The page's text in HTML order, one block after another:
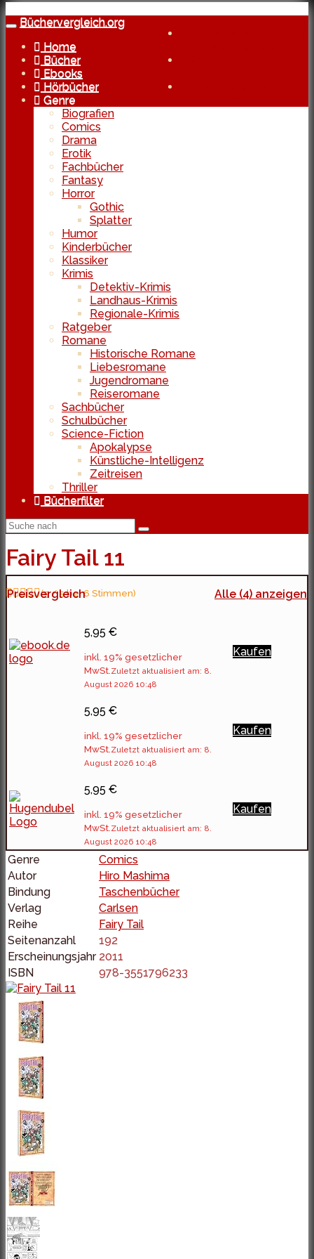
Skip
to
content
Toggle
navigation
Büchervergleich.org
Home
Bücher
Ebooks
Hörbücher
Genre
Biografien
Comics
Drama
Erotik
Fachbücher
Fantasy
Horror
Gothic
Splatter
Humor
Kinderbücher
Klassiker
Krimis
Detektiv-Krimis
Landhaus-Krimis
Regionale-Krimis
Ratgeber
Romane
Historische Romane
Liebesromane
Jugendromane
Reiseromane
Sachbücher
Schulbücher
Science-Fiction
Apokalypse
Künstliche-Intelligenz
Zeitreisen
Thriller
Bücherfilter
Fairy Tail 11
(5 / 5 bei 6 Stimmen) Alle (4) anzeigen
Preisvergleich
5,95 €
inkl. 19% gesetzlicher
MwSt. Zuletzt aktualisiert am: 8.
August 2026 10:48
Kaufen
5,95 €
inkl. 19% gesetzlicher
MwSt. Zuletzt aktualisiert am: 8.
August 2026 10:48
Kaufen
5,95 €
inkl. 19% gesetzlicher
MwSt. Zuletzt aktualisiert am: 8.
August 2026 10:48
Kaufen
Genre
Comics
Autor
Hiro Mashima
Bindung
Taschenbücher
Verlag
Carlsen
Reihe
Fairy Tail
Seitenanzahl
192
Erscheinungsjahr 2011
ISBN
978-3551796233